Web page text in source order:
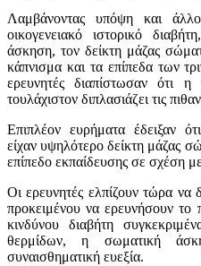
Λαμβάνοντας υπόψη και
οικογενειακό ιστορικό
άσκηση, τον δείκτη μάζας
κάπνισμα και τα επίπεδα των
ερευνητές διαπίστωσαν ότι
τουλάχιστον διπλασιάζει τις
Επιπλέον ευρήματα έδειξαν
είχαν υψηλότερο δείκτη μάζας
επίπεδο εκπαίδευσης σε σχέση
Οι ερευνητές ελπίζουν τώρα να
προκειμένου να ερευνήσουν το
κινδύνου διαβήτη
θερμίδων, η σωματική
συναισθηματική ευεξία.